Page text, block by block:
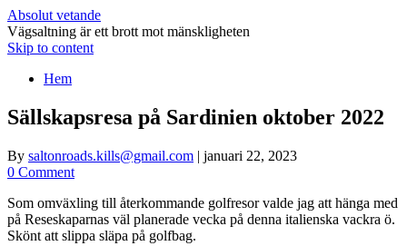
Absolut vetande
Vägsaltning är ett brott mot mänskligheten
Skip to content
Hem
Sällskapsresa på Sardinien oktober 2022
By saltonroads.kills@gmail.com | januari 22, 2023
0 Comment
Som omväxling till återkommande golfresor valde jag att hänga med
på Reseskaparnas väl planerade vecka på denna italienska vackra ö.
Skönt att slippa släpa på golfbag.